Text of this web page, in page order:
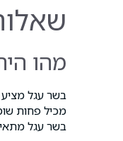
מהו
בשר עגל מציע
מכיל פחות
בשר עגל